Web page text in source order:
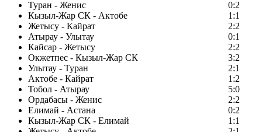
Туран - Женис
0:2
Кызыл-Жар СК - Актобе
1:1
Жетысу - Кайрат
2:2
Атырау - Улытау
0:1
Кайсар - Жетысу
2:2
Окжетпес - Кызыл-Жар СК
3:2
Улытау - Туран
2:1
Актобе - Кайрат
1:2
Тобол - Атырау
5:0
Ордабасы - Женис
2:2
Елимай - Астана
0:2
Кызыл-Жар СК - Елимай
1:1